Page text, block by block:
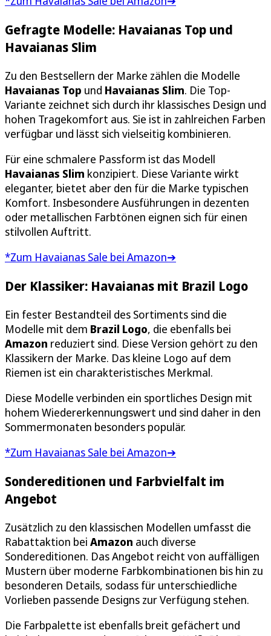
Gefragte Modelle: Havaianas Top und
Havaianas Slim
Zu den Bestsellern der Marke zählen die Modelle
Havaianas Top und Havaianas Slim. Die Top-
Variante zeichnet sich durch ihr klassisches Design und
hohen Tragekomfort aus. Sie ist in zahlreichen Farben
verfügbar und lässt sich vielseitig kombinieren.
Für eine schmalere Passform ist das Modell
Havaianas Slim konzipiert. Diese Variante wirkt
eleganter, bietet aber den für die Marke typischen
Komfort. Insbesondere Ausführungen in dezenten
oder metallischen Farbtönen eignen sich für einen
stilvollen Auftritt.
*Zum Havaianas Sale bei Amazon➔
Der Klassiker: Havaianas mit Brazil Logo
Ein fester Bestandteil des Sortiments sind die
Modelle mit dem Brazil Logo, die ebenfalls bei
Amazon reduziert sind. Diese Version gehört zu den
Klassikern der Marke. Das kleine Logo auf dem
Riemen ist ein charakteristisches Merkmal.
Diese Modelle verbinden ein sportliches Design mit
hohem Wiedererkennungswert und sind daher in den
Sommermonaten besonders populär.
*Zum Havaianas Sale bei Amazon➔
Sondereditionen und Farbvielfalt im
Angebot
Zusätzlich zu den klassischen Modellen umfasst die
Rabattaktion bei Amazon auch diverse
Sondereditionen. Das Angebot reicht von auffälligen
Mustern über moderne Farbkombinationen bis hin zu
besonderen Details, sodass für unterschiedliche
Vorlieben passende Designs zur Verfügung stehen.
Die Farbpalette ist ebenfalls breit gefächert und